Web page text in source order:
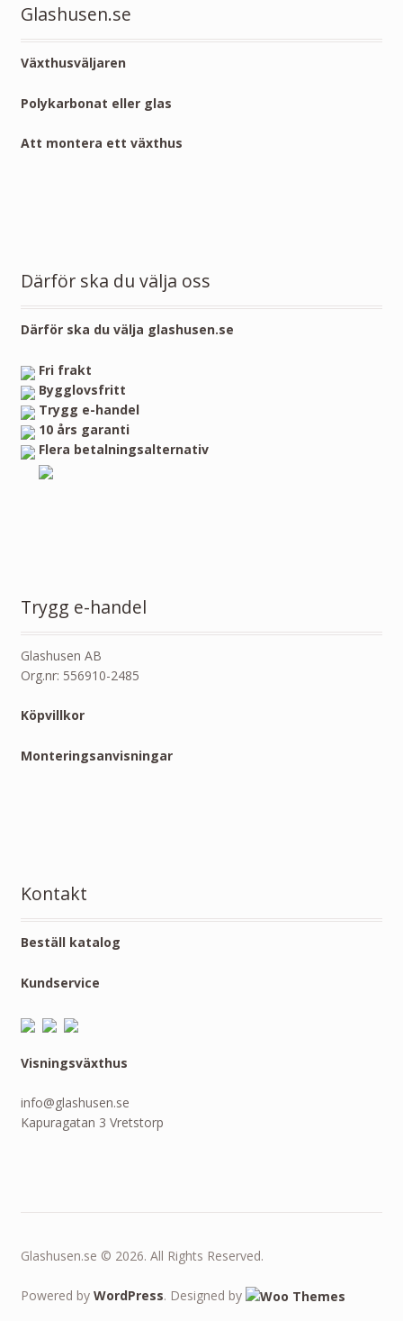
Glashusen.se
Växthusväljaren
Polykarbonat eller glas
Att montera ett växthus
Därför ska du välja oss
Därför ska du välja glashusen.se
Fri frakt
Bygglovsfritt
Trygg e-handel
10 års garanti
Flera betalningsalternativ
Trygg e-handel
Glashusen AB
Org.nr: 556910-2485
Köpvillkor
Monteringsanvisningar
Kontakt
Beställ katalog
Kundservice
Visningsväxthus
info@glashusen.se
Kapuragatan 3 Vretstorp
Glashusen.se © 2026. All Rights Reserved.
Powered by WordPress. Designed by